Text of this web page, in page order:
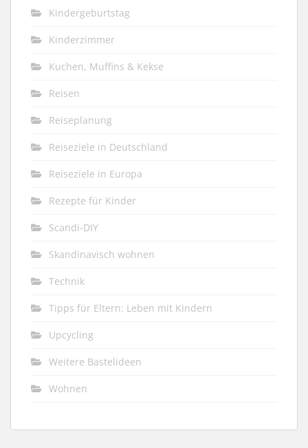
Kindergeburtstag
Kinderzimmer
Kuchen, Muffins & Kekse
Reisen
Reiseplanung
Reiseziele in Deutschland
Reiseziele in Europa
Rezepte für Kinder
Scandi-DIY
Skandinavisch wohnen
Technik
Tipps für Eltern: Leben mit Kindern
Upcycling
Weitere Bastelideen
Wohnen